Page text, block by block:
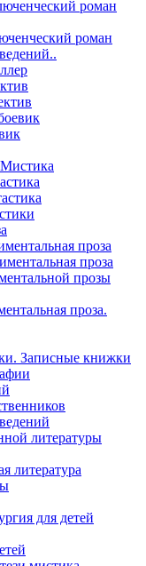
роман
роман
проза
проза
прозы
проза.
Записные книжки
литературы
литература
для детей